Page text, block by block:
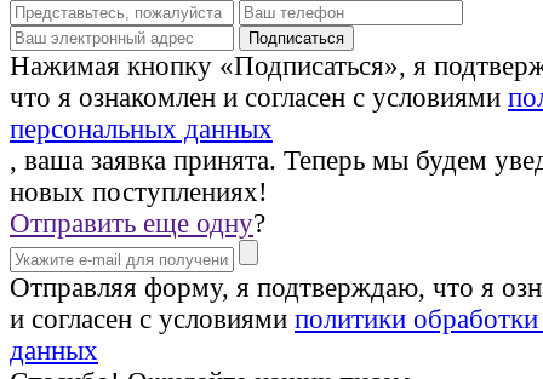
Нажимая кнопку «Подписаться», я
что я ознакомлен и согласен с условиями
персональных данных
, ваша заявка принята. Теперь мы будем
новых поступлениях!
Отправить еще одну?
Отправляя форму, я подтверждаю, что я
и согласен с условиями политики
данных